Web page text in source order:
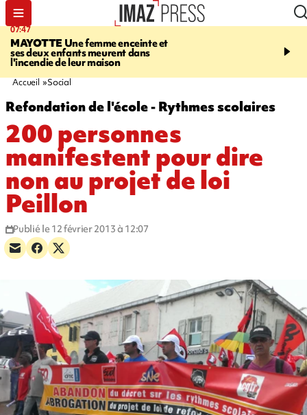
07:47
MAYOTTE Une femme enceinte et
ses deux enfants meurent dans
l'incendie de leur maison
10:48
Christophe Lambert
Accueil Social
Refondation de l'école - Rythmes scolaires
200 personnes
manifestent pour dire
non au projet de loi
Peillon
Publié le 12 février 2013 à 12:07